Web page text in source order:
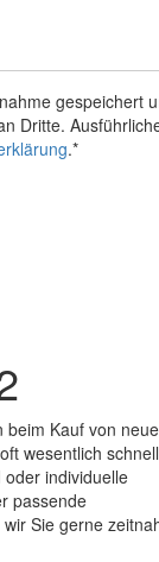
gespeichert
Dritte.
.*
beim Kauf von
wesentlich
individuelle
passende
Sie gerne